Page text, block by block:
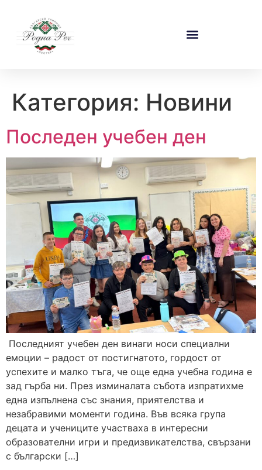
Категория: Новини
Последен учебен ден
Последният учебен ден винаги носи специални
емоции – радост от постигнатото, гордост от
успехите и малко тъга, че още една учебна година е
зад гърба ни. През изминалата събота изпратихме
една изпълнена със знания, приятелства и
незабравими моменти година. Във всяка група
децата и учениците участваха в интересни
образователни игри и предизвикателства, свързани
с български […]